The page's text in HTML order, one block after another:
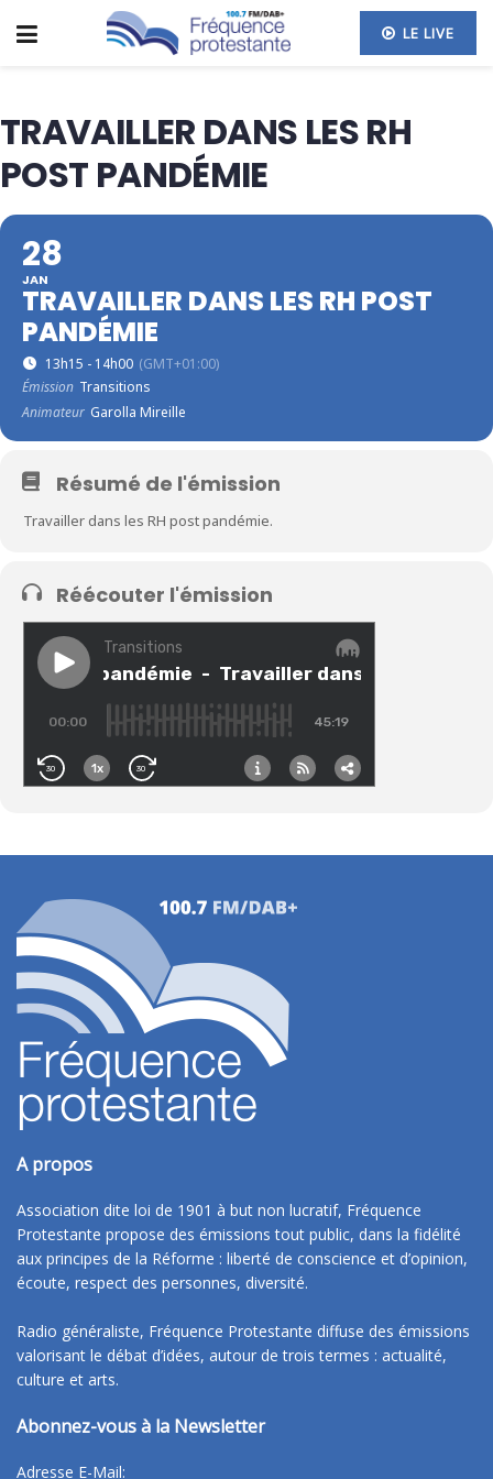
LE LIVE
TRAVAILLER DANS LES RH
POST PANDÉMIE
28
JAN
TRAVAILLER DANS LES RH POST
PANDÉMIE
13h15 - 14h00 (GMT+01:00)
Émission Transitions
Animateur Garolla Mireille
Résumé de l'émission
Travailler dans les RH post pandémie.
Réécouter l'émission
A propos
Association dite loi de 1901 à but non lucratif, Fréquence
Protestante propose des émissions tout public, dans la fidélité
aux principes de la Réforme : liberté de conscience et d’opinion,
écoute, respect des personnes, diversité.
Radio généraliste, Fréquence Protestante diffuse des émissions
valorisant le débat d’idées, autour de trois termes : actualité,
culture et arts.
Abonnez-vous à la Newsletter
Adresse E-Mail: